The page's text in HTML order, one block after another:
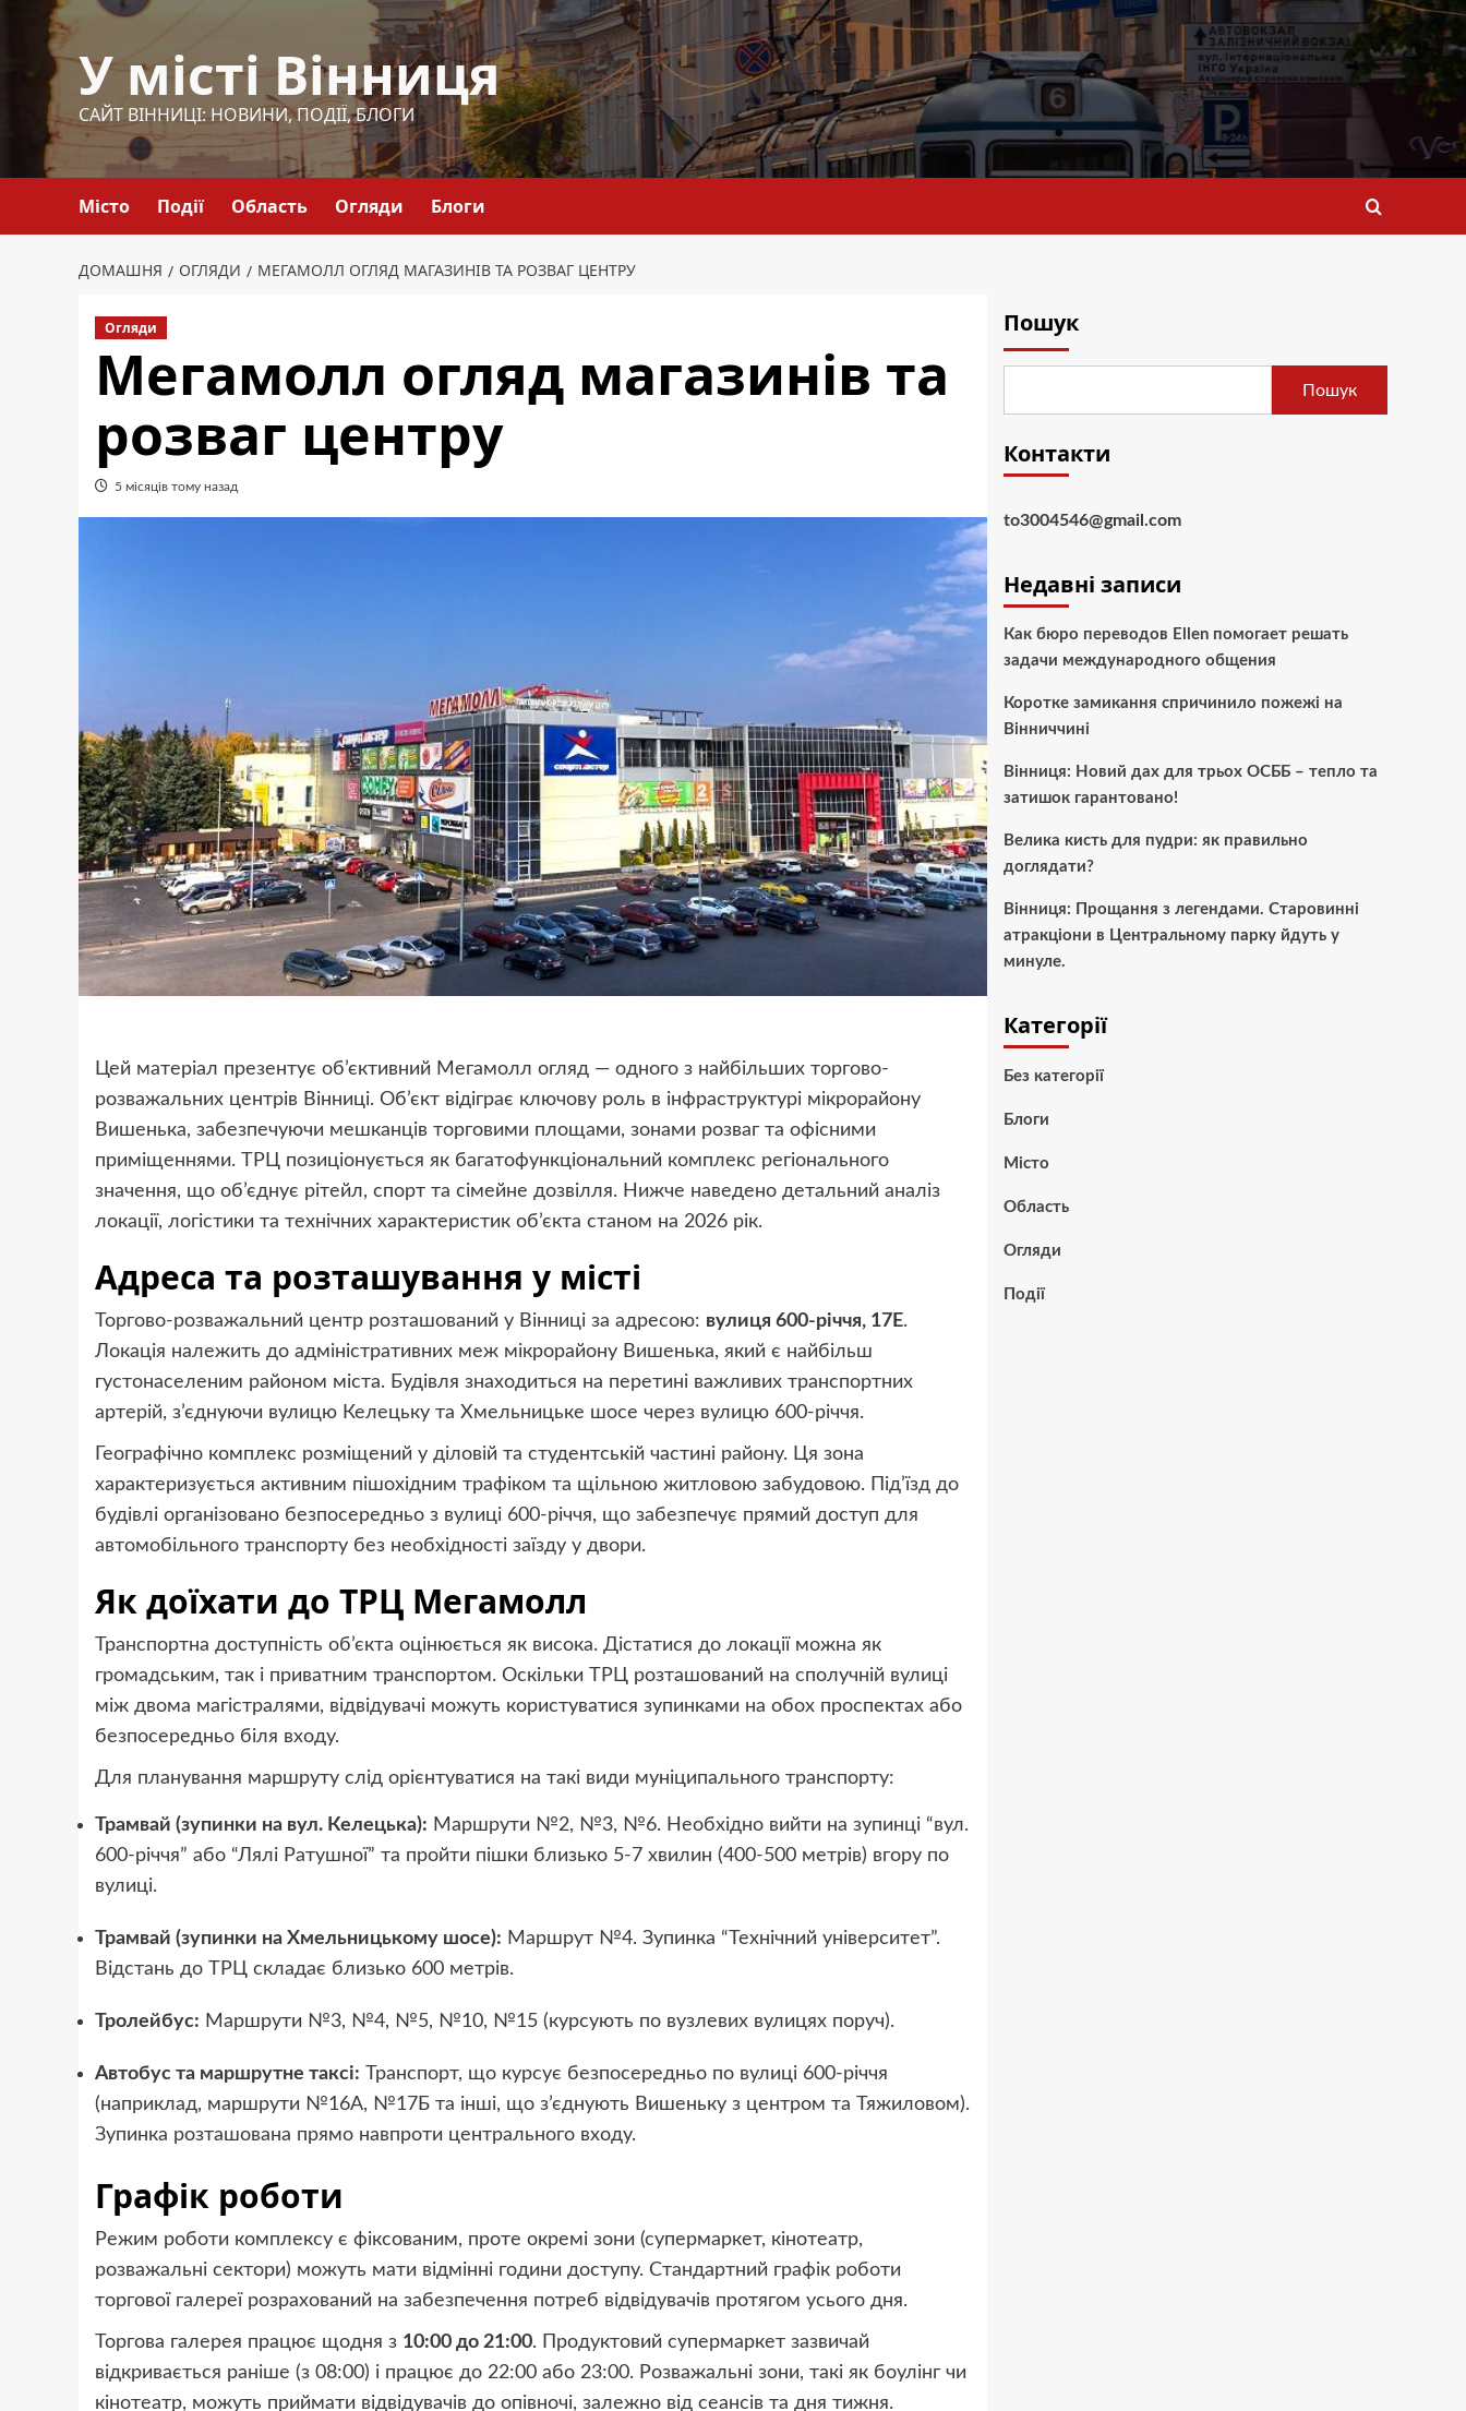
Перейти
У місті Вінниця
САЙТ ВІННИЦІ: НОВИНИ, ПОДІЇ, БЛОГИ
Місто Події Область Огляди Блоги
ДОМАШНЯ ОГЛЯДИ МЕГАМОЛЛ ОГЛЯД МАГАЗИНІВ ТА РОЗВАГ ЦЕНТРУ
Огляди
Мегамолл огляд магазинів та
розваг центру
5 місяців тому назад
Цей матеріал презентує об’єктивний Мегамолл огляд — одного з найбільших торгово-
розважальних центрів Вінниці. Об’єкт відіграє ключову роль в інфраструктурі мікрорайону
Вишенька, забезпечуючи мешканців торговими площами, зонами розваг та офісними
приміщеннями. ТРЦ позиціонується як багатофункціональний комплекс регіонального
значення, що об’єднує рітейл, спорт та сімейне дозвілля. Нижче наведено детальний аналіз
локації, логістики та технічних характеристик об’єкта станом на 2026 рік.
Адреса та розташування у місті
Торгово-розважальний центр розташований у Вінниці за адресою: вулиця 600-річчя, 17Е.
Локація належить до адміністративних меж мікрорайону Вишенька, який є найбільш
густонаселеним районом міста. Будівля знаходиться на перетині важливих транспортних
артерій, з’єднуючи вулицю Келецьку та Хмельницьке шосе через вулицю 600-річчя.
Географічно комплекс розміщений у діловій та студентській частині району. Ця зона
характеризується активним пішохідним трафіком та щільною житловою забудовою. Під’їзд до
будівлі організовано безпосередньо з вулиці 600-річчя, що забезпечує прямий доступ для
автомобільного транспорту без необхідності заїзду у двори.
Як доїхати до ТРЦ Мегамолл
Транспортна доступність об’єкта оцінюється як висока. Дістатися до локації можна як
громадським, так і приватним транспортом. Оскільки ТРЦ розташований на сполучній вулиці
між двома магістралями, відвідувачі можуть користуватися зупинками на обох проспектах або
безпосередньо біля входу.
Для планування маршруту слід орієнтуватися на такі види муніципального транспорту:
Трамвай (зупинки на вул. Келецька): Маршрути №2, №3, №6. Необхідно вийти на зупинці “вул.
600-річчя” або “Лялі Ратушної” та пройти пішки близько 5-7 хвилин (400-500 метрів) вгору по
вулиці.
Трамвай (зупинки на Хмельницькому шосе): Маршрут №4. Зупинка “Технічний університет”.
Відстань до ТРЦ складає близько 600 метрів.
Тролейбус: Маршрути №3, №4, №5, №10, №15 (курсують по вузлевих вулицях поруч).
Автобус та маршрутне таксі: Транспорт, що курсує безпосередньо по вулиці 600-річчя
(наприклад, маршрути №16А, №17Б та інші, що з’єднують Вишеньку з центром та Тяжиловом).
Зупинка розташована прямо навпроти центрального входу.
Графік роботи
Режим роботи комплексу є фіксованим, проте окремі зони (супермаркет, кінотеатр,
розважальні сектори) можуть мати відмінні години доступу. Стандартний графік роботи
торгової галереї розрахований на забезпечення потреб відвідувачів протягом усього дня.
Торгова галерея працює щодня з 10:00 до 21:00. Продуктовий супермаркет зазвичай
відкривається раніше (з 08:00) і працює до 22:00 або 23:00. Розважальні зони, такі як боулінг чи
кінотеатр, можуть приймати відвідувачів до опівночі, залежно від сеансів та дня тижня.
Пошук
Пошук
Контакти
to3004546@gmail.com
Недавні записи
Как бюро переводов Ellen помогает решать
задачи международного общения
Коротке замикання спричинило пожежі на
Вінниччині
Вінниця: Новий дах для трьох ОСББ – тепло та
затишок гарантовано!
Велика кисть для пудри: як правильно
доглядати?
Вінниця: Прощання з легендами. Старовинні
атракціони в Центральному парку йдуть у
минуле.
Категорії
Без категорії
Блоги
Місто
Область
Огляди
Події